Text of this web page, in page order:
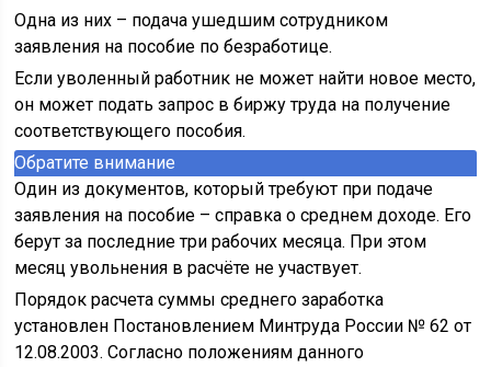
Одна из них – подача ушедшим сотрудником
заявления на пособие по безработице.
Если уволенный работник не может найти новое место,
он может подать запрос в биржу труда на получение
соответствующего пособия.
Обратите внимание
Один из документов, который требуют при подаче
заявления на пособие – справка о среднем доходе. Его
берут за последние три рабочих месяца. При этом
месяц увольнения в расчёте не участвует.
Порядок расчета суммы среднего заработка
установлен Постановлением Минтруда России № 62 от
12.08.2003. Согласно положениям данного